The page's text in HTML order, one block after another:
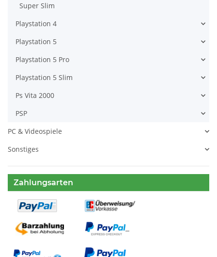
Super Slim
Playstation 4
Playstation 5
Playstation 5 Pro
Playstation 5 Slim
Ps Vita 2000
PSP
PC & Videospiele
Sonstiges
Zahlungsarten